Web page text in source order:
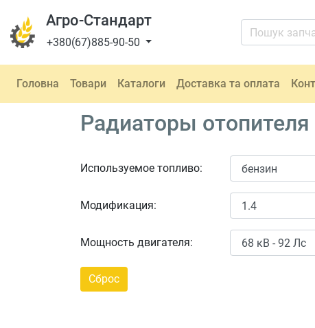
Агро-Стандарт
+380(67)885-90-50
Головна Товари Каталоги Доставка та оплата
Радиаторы отопителя
Используемое топливо:
Модификация:
Мощность двигателя: